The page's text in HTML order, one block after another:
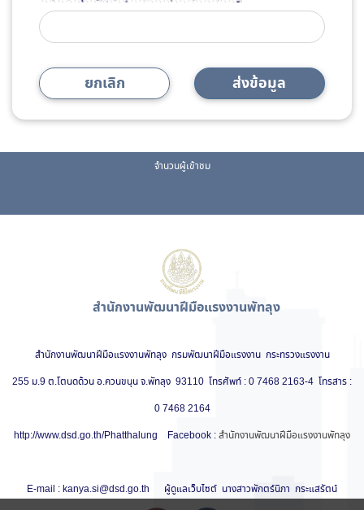
ยกเลิก ส่งข้อมูล
จำนวนผู้เข้าชม
สำนักงานพัฒนาฝีมือแรงงานพัทลุง
สำนักงานพัฒนาฝีมือแรงงานพัทลุง กรมพัฒนาฝีมือแรงงาน กระทรวงแรงงาน
255 ม.9 ต.โตนดด้วน อ.ควนขนุน จ.พัทลุง 93110 โทรศัพท์ : 0 7468 2163-4 โทรสาร :
0 7468 2164
http://www.dsd.go.th/Phatthalung Facebook :สำนักงานพัฒนาฝีมือแรงงานพัทลุง
E-mail : kanya.si@dsd.go.th ผู้ดูแลเว็บไซต์ นางสาวพักตร์นิภา กระแสรัตน์